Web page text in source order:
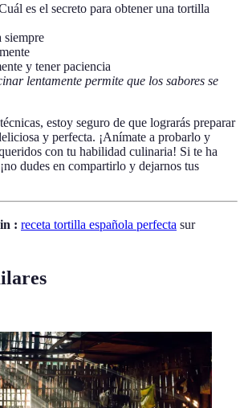
es el secreto para obtener una tortilla
y tener paciencia
lentamente permite que los sabores se
estoy seguro de que lograrás preparar
y perfecta. ¡Anímate a probarlo y
con tu habilidad culinaria! Si te ha
dudes en compartirlo y dejarnos tus
: receta tortilla española perfecta sur